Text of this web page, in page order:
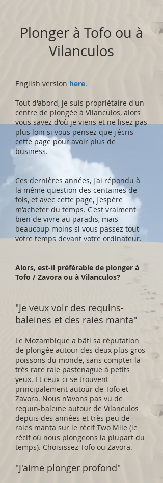
Plonger à Tofo ou à
Vilanculos
English version here.
Tout d'abord, je suis propriétaire d'un
centre de plongée à Vilanculos, alors
vous savez d'où je viens et ne lisez pas
plus loin si vous pensez que j'écris
cette page pour avoir plus de
business.
Ces dernières années, j'ai répondu à
la même question des centaines de
fois, et avec cette page, j'espère
m'acheter du temps. C'est vraiment
bien de vivre au paradis, mais
beaucoup moins si vous passez tout
votre temps devant votre ordinateur.
Alors, est-il préférable de plonger à
Tofo / Zavora ou à Vilanculos?
"Je veux voir des requins-
baleines et des raies manta"
Le Mozambique a bâti sa réputation
de plongée autour des deux plus gros
poissons du monde, sans compter la
très rare raie pastenague à petits
yeux. Et ceux-ci se trouvent
principalement autour de Tofo et
Zavora. Nous n'avons pas vu de
requin-baleine autour de Vilanculos
depuis des années et très peu de
raies manta sur le récif Two Mile (le
récif où nous plongeons la plupart du
temps). Choisissez Tofo ou Zavora.
"J'aime plonger profond"